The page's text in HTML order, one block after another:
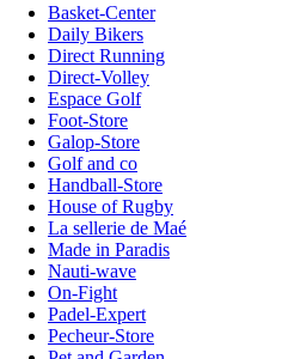
Basket-Center
Daily Bikers
Direct Running
Direct-Volley
Espace Golf
Foot-Store
Galop-Store
Golf and co
Handball-Store
House of Rugby
La sellerie de Maé
Made in Paradis
Nauti-wave
On-Fight
Padel-Expert
Pecheur-Store